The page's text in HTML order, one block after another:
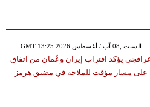
GMT 13:25 2026 السبت ,08 آب / أغسطس
يؤكد اقتراب إيران وعُمان من اتفاق
على مسار مؤقت للملاحة في مضيق هرمز